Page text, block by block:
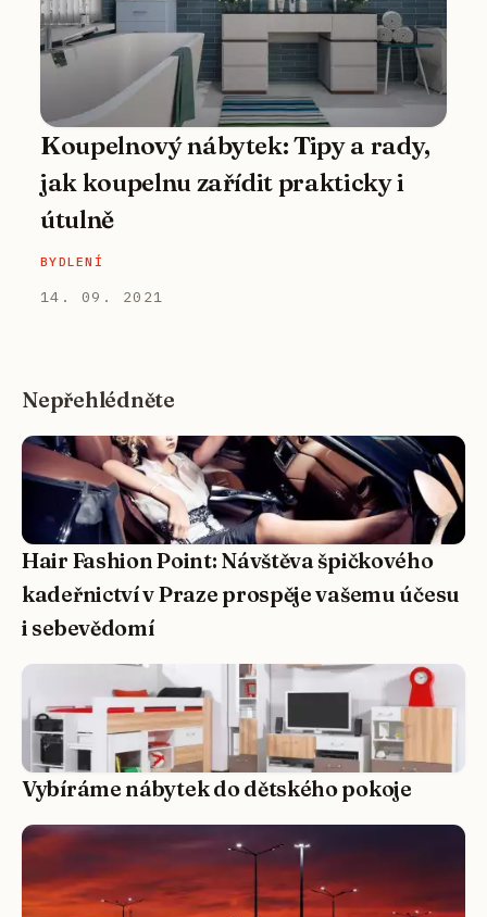
Koupelnový nábytek: Tipy a rady,
jak koupelnu zařídit prakticky i
útulně
BYDLENÍ
14. 09. 2021
Nepřehlédněte
Hair Fashion Point: Návštěva špičkového
kadeřnictví v Praze prospěje vašemu účesu
i sebevědomí
Vybíráme nábytek do dětského pokoje